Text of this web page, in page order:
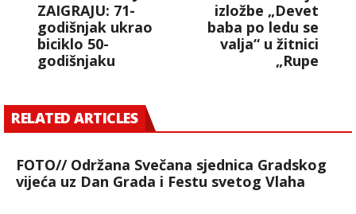
ZAIGRAJU: 71-
godišnjak ukrao
biciklo 50-
godišnjaku
izložbe „Devet
baba po ledu se
valja“ u žitnici
„Rupe
RELATED ARTICLES
FOTO// Održana Svečana sjednica Gradskog
vijeća uz Dan Grada i Festu svetog Vlaha